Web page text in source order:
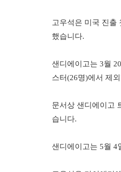
고우석은 미국 진출
했습니다.
샌디에이고는 3월
스터(26명)에서 제
문서상 샌디에이고
습니다.
샌디에이고는 5월 4